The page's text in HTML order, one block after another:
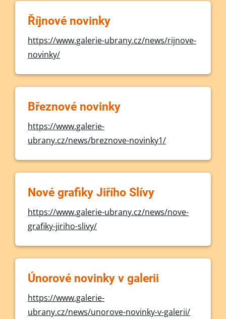
Říjnové novinky
https://www.galerie-ubrany.cz/news/rijnove-
novinky/
Březnové novinky
https://www.galerie-
ubrany.cz/news/breznove-novinky1/
Nové grafiky Jiřího Slívy
https://www.galerie-ubrany.cz/news/nove-
grafiky-jiriho-slivy/
Únorové novinky v galerii
https://www.galerie-
ubrany.cz/news/unorove-novinky-v-galerii/